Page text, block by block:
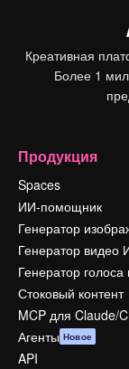
Креативная
Более 1
Продукция
Spaces
ИИ-помощник
Генератор
Генератор видео
Генератор
Стоковый контент
MCP для Claude/
Агенты Новое
API